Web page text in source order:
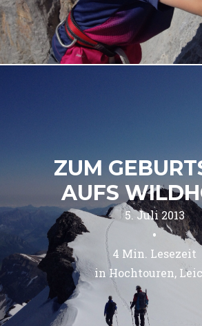
ZUM
AUFS
5. Juli 2013
•
4 Min. Lesezeit
in Hochtouren